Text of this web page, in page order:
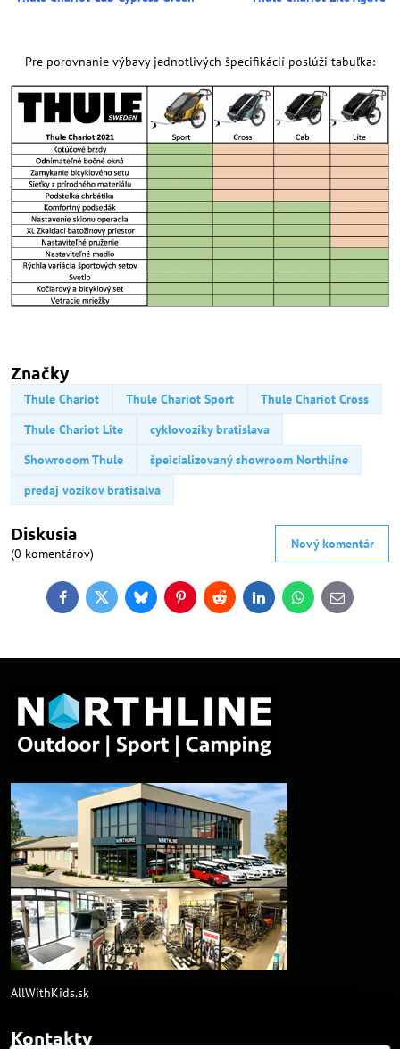
Pre porovnanie výbavy jednotlivých špecifikácií poslúži tabuľka:
Značky
Thule Chariot Thule Chariot Sport
Thule Chariot Cross
Thule Chariot Lite
cyklovozíky bratislava
Showrooom Thule
špeicializovaný showroom Northline
predaj vozíkov bratisalva
Diskusia
(0 komentárov)
Nový komentár
FacebookTwitterBlueskyPinterestReddit LinkedInWhatsApp
E-
mail
AllWithKids.sk
Kontakty